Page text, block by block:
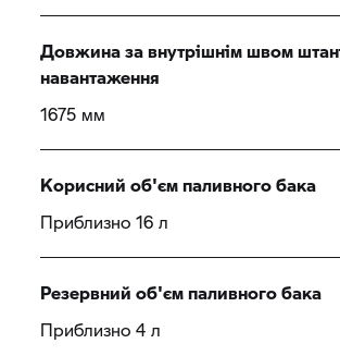
Довжина за внутрішнім швом
навантаження
1675 мм
Корисний об'єм паливного бака
Приблизно 16 л
Резервний об'єм паливного бака
Приблизно 4 л